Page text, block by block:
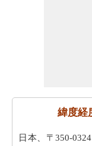
緯度経
日本、〒350-